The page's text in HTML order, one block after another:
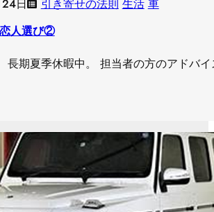
日 引き寄せの法則 生活 車
人選び②
期夏季休暇中。 担当者の方のアド